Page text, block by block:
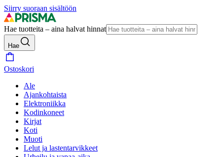
Siirry suoraan sisältöön
Hae tuotteita – aina halvat hinnat
Hae
Ostoskori
Ale
Ajankohtaista
Elektroniikka
Kodinkoneet
Kirjat
Koti
Muoti
Lelut ja lastentarvikkeet